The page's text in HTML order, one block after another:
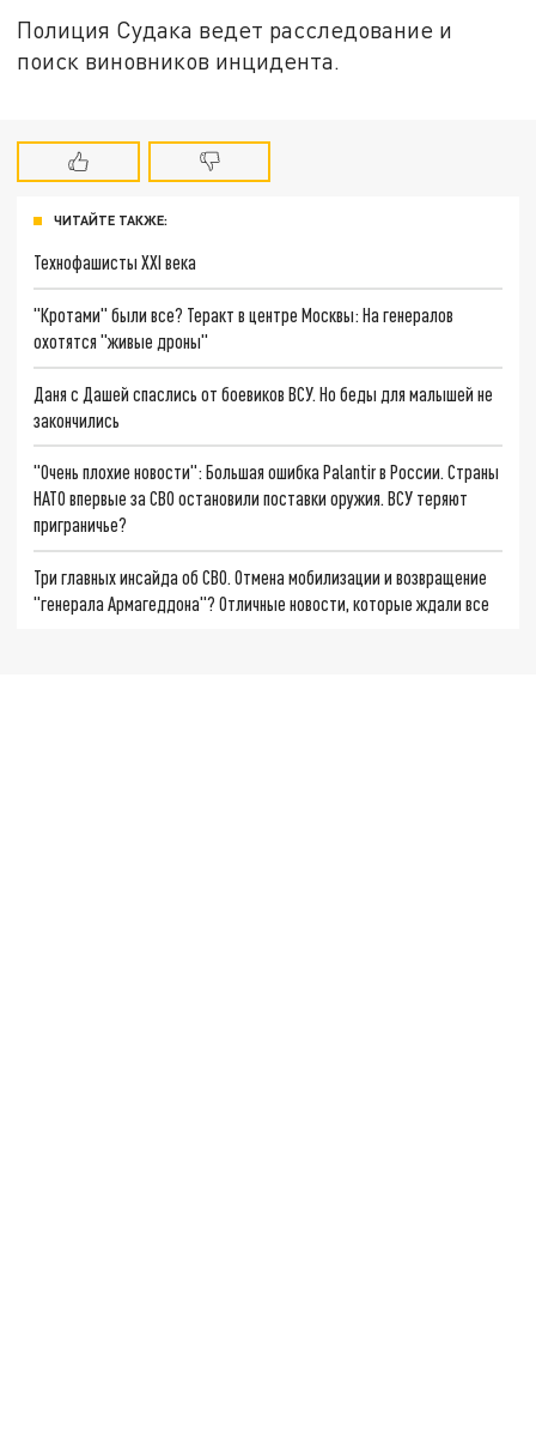
Полиция Судака ведет расследование и
поиск виновников инцидента.
ЧИТАЙТЕ ТАКЖЕ:
Технофашисты XXI века
"Кротами" были все? Теракт в центре Москвы: На генералов
охотятся "живые дроны"
Даня с Дашей спаслись от боевиков ВСУ. Но беды для малышей не
закончились
"Очень плохие новости": Большая ошибка Palantir в России. Страны
НАТО впервые за СВО остановили поставки оружия. ВСУ теряют
приграничье?
Три главных инсайда об СВО. Отмена мобилизации и возвращение
"генерала Армагеддона"? Отличные новости, которые ждали все